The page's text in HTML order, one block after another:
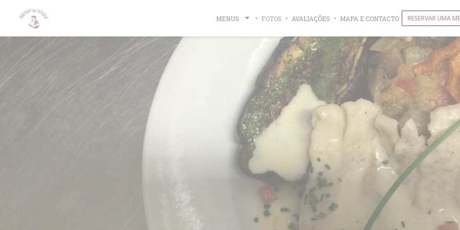
MENUS FOTOS AVALIAÇÕES MAPA E CONTACTO RESERVAR UMA